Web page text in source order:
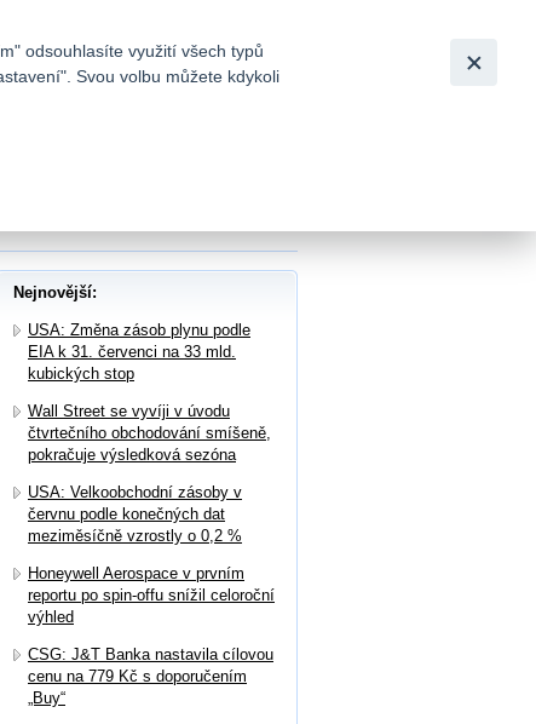
a
Nejnovější:
USA: Změna zásob plynu podle
EIA k 31. červenci na 33 mld.
kubických stop
Wall Street se vyvíji v úvodu
čtvrtečního obchodování smíšeně,
pokračuje výsledková sezóna
USA: Velkoobchodní zásoby v
červnu podle konečných dat
meziměsíčně vzrostly o 0,2 %
Honeywell Aerospace v prvním
reportu po spin-offu snížil celoroční
výhled
CSG: J&T Banka nastavila cílovou
cenu na 779 Kč s doporučením
„Buy“
odsouhlasíte využití všech typů
Svou volbu můžete kdykoli